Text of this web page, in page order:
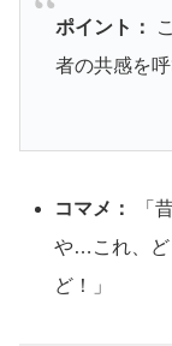
ポイント：
者の共感を呼
コマメ：
「
や…これ、ど
ど！」